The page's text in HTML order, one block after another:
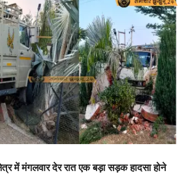
में मंगलवार देर रात एक बड़ा सड़क हादसा होने